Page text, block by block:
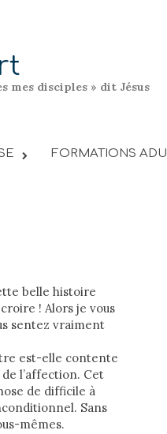
mes disciples » dit Jésus
FORMATIONS
belle histoire
! Alors je vous
sentez vraiment
est-elle contente
l’affection. Cet
de difficile à
Sans
mêmes.